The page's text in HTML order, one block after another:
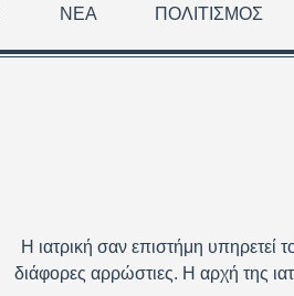
ΝΈΑ ΠΟΛΙΤΙΣΜΌΣ
Η ιατρική σαν επιστήμη
διάφορες αρρώστιες. Η αρχή της